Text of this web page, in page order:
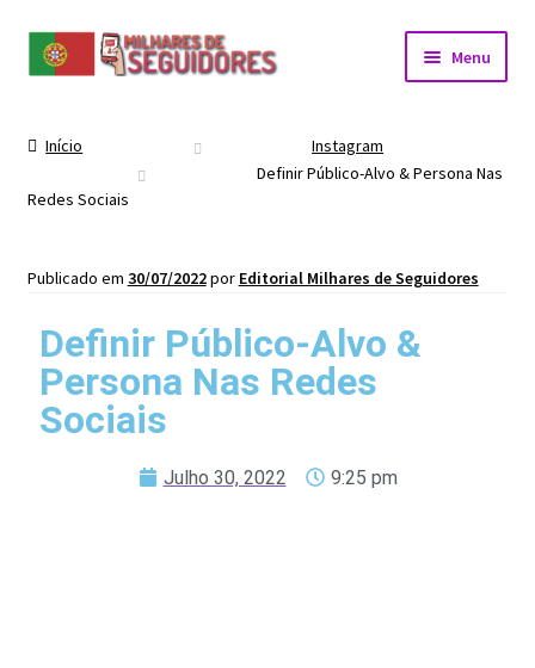
Menu
Início
Instagram
Definir Público-Alvo & Persona Nas
Redes Sociais
Publicado em 30/07/2022por Editorial Milhares de Seguidores
Definir Público-Alvo &
Persona Nas Redes
Sociais
Julho 30, 2022 9:25 pm